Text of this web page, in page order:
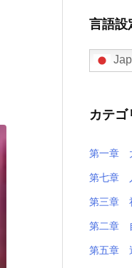
言語設
カテゴ
第一章
第七章
第三章
第二章
第五章